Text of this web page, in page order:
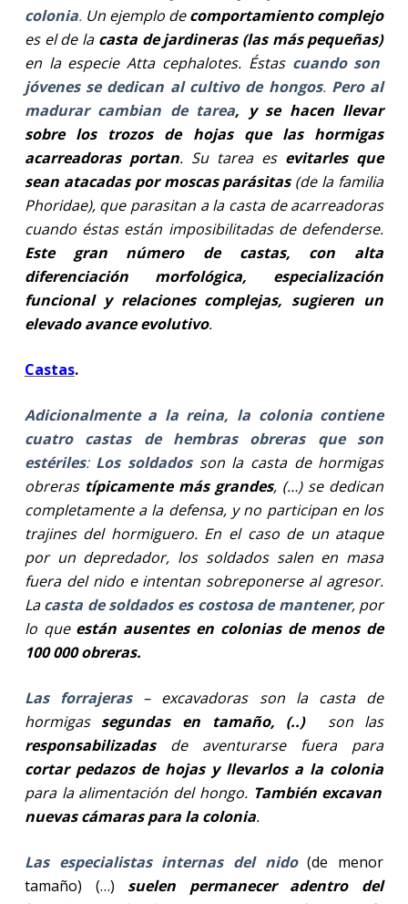
colonia.Un ejemplo decomportamiento complejo
es el de la casta de jardineras (las más pequeñas)
en la especie Atta cephalotes. Éstas cuando son
jóvenes se dedican al cultivo de hongos. Pero al
madurar cambian de tarea, y se hacen llevar
sobre los trozos de hojas que las hormigas
acarreadoras portan. Su tarea es evitarles que
sean atacadas por moscas parásitas(de la familia
Phoridae), que parasitan a la casta de acarreadoras
cuando éstas están imposibilitadas de defenderse.
Este gran número de castas, con alta
diferenciación morfológica, especialización
funcional y relaciones complejas, sugieren un
elevado avance evolutivo.
Castas.
Adicionalmente a la reina, la colonia contiene
cuatro castas de hembras obreras que son
estériles: Los soldados son la casta de hormigas
obreras típicamente más grandes, (…) se dedican
completamente a la defensa, y no participan en los
trajines del hormiguero. En el caso de un ataque
por un depredador, los soldados salen en masa
fuera del nido e intentan sobreponerse al agresor.
Lacasta de soldados es costosa de mantener, por
lo que están ausentes en colonias de menos de
100 000 obreras.
Las forrajeras – excavadoras son la casta de
hormigas segundas en tamaño, (..)
son las
responsabilizadasde aventurarse fuera para
cortar pedazos de hojas y llevarlos a la colonia
para la alimentación del hongo. También excavan
nuevas cámaras para la colonia.
Las especialistas internas del nido (de menor
tamaño) (…) suelen permanecer adentro del